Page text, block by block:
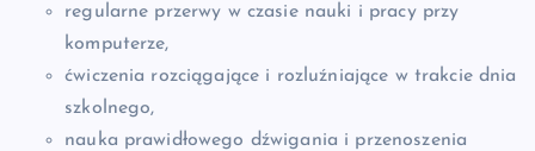
regularne przerwy w czasie nauki i pracy przy
komputerze,
ćwiczenia rozciągające i rozluźniające w trakcie dnia
szkolnego,
nauka prawidłowego dźwigania i przenoszenia